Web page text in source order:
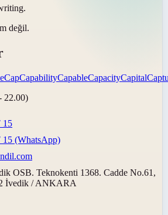
değil.
CapCapabilityCapableCapacityCapital
22.00)
15
15 (WhatsApp)
OSB. Teknokenti 1368. Cadde No.61,
İvedik / ANKARA